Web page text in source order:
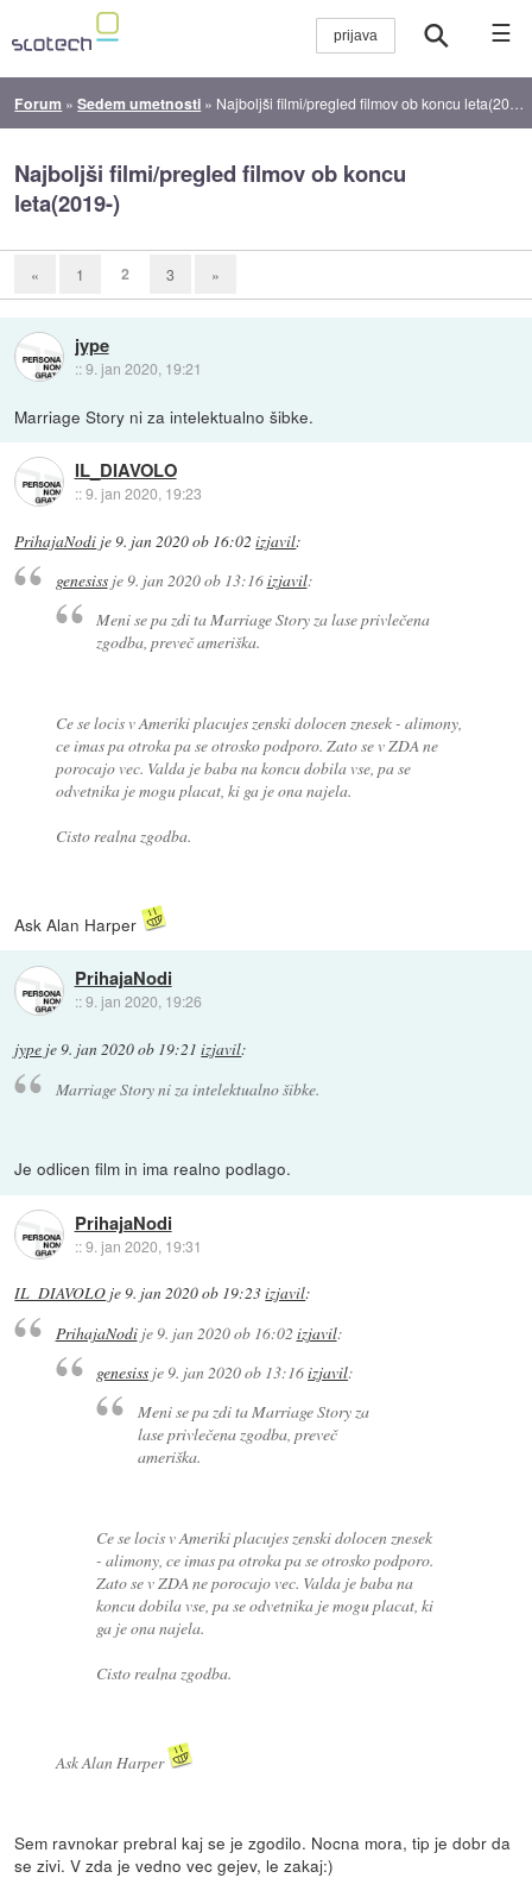
☰
Forum »Sedem umetnosti » Najboljši filmi/pregled filmov ob koncu leta(2019-)
Najboljši filmi/pregled filmov ob koncu
leta(2019-)
« 1 2 3 »
jype
::9. jan 2020, 19:21
Marriage Story ni za intelektualno šibke.
IL_DIAVOLO
::9. jan 2020, 19:23
PrihajaNodi je9. jan 2020 ob 16:02 izjavil:
genesissje9. jan 2020 ob 13:16izjavil:
Meni se pa zdi ta Marriage Story za lase privlečena
zgodba, preveč ameriška.
Ce se locis v Ameriki placujes zenski dolocen znesek - alimony,
ce imas pa otroka pa se otrosko podporo. Zato se v ZDA ne
porocajo vec. Valda je baba na koncu dobila vse, pa se
odvetnika je mogu placat, ki ga je ona najela.
Cisto realna zgodba.
Ask Alan Harper
PrihajaNodi
::9. jan 2020, 19:26
jype je9. jan 2020 ob 19:21 izjavil:
Marriage Story ni za intelektualno šibke.
Je odlicen film in ima realno podlago.
PrihajaNodi
::9. jan 2020, 19:31
IL_DIAVOLO je9. jan 2020 ob 19:23izjavil:
PrihajaNodije9. jan 2020 ob 16:02 izjavil:
genesiss je 9. jan 2020 ob 13:16izjavil:
Meni se pa zdi ta Marriage Story za
lase privlečena zgodba, preveč
ameriška.
Ce se locis v Ameriki placujes zenski dolocen znesek
- alimony, ce imas pa otroka pa se otrosko podporo.
Zato se v ZDA ne porocajo vec. Valda je baba na
koncu dobila vse, pa se odvetnika je mogu placat, ki
ga je ona najela.
Cisto realna zgodba.
Ask Alan Harper
Sem ravnokar prebral kaj se je zgodilo. Nocna mora, tip je dobr da
se zivi. V zda je vedno vec gejev, le zakaj:)